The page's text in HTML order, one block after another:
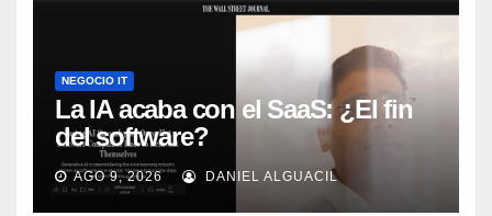
NEGOCIO IT
La IA acaba con el SaaS: ¿El fin
del software?
AGO 9, 2026 DANIEL ALGUACIL